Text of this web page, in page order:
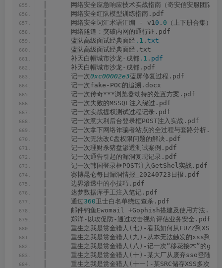
│      网络安全应急响应技术实战指南（奇安信安服团队
│      网络安全红队模型训练指南.pdf
│      网络安全词汇术语汇编 - v10 . 0 （上下册合集）
│      网络隧道：突破内网的通行证.pdf
│      蓝队高级面试经典面经 .1 . txt
│      蓝队高级面试经典面经.txt
│      补天白帽城市沙龙-成都 .1 . pdf
│      补天白帽城市沙龙-成都.pdf
│      记一次0xc00002e3蓝屏修复过程.pdf
│      记一次fake-POC的追溯.docx
│      记一次传奇***浏览器劫持的处置方案.pdf
│      记一次失败的MSSQL注入绕过.pdf
│      记一次实战提权测试过程记录.pdf
│      记一次意大利后台登录框POST注入实战.pdf
│      记一次拿下网络诈骗者站点的全过程与套路分析.pdf
│      记一次无法改C盘权限问题的解决.pdf
│      记一次理财杀猪盘渗透测试案例.pdf
│      记一次通告引起的漏洞复现记录.pdf
│      记一次韩国登录框POST注入GetShel实战.pdf
│      赛博昆仑每日漏洞情报_20240723日报.pdf
│      边界渗透中的小技巧.pdf
│      达梦数据库手工注入笔记.pdf
│      通过360卫士白名单绕过查杀.pdf
│      邮件钓鱼Ewomail +Gophish搭建及使用方法.pdf
│      郑洋-以攻促防-通过攻击视角评估业务安全.pdf
│      重生之我是赏金猎人 ( 七 ) -看我如何从FUZZ到XSS
│      重生之我是赏金猎人 ( 九 ) -从本无法触发的xss到梦
│      重生之我是赏金猎人 ( 八 ) -记一次“移花接木”的
│      重生之我是赏金猎人 ( 十 ) -某大厂从废弃sso登陆
│      重生之我是赏金猎人 ( 十一 ) -某SRC储存XSS多次